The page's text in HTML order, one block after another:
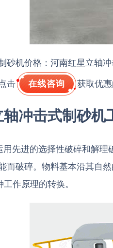
砂机价格：河南红星立轴
击 在线咨询 获取优
轴冲击式制砂机
用先进的选择性破碎和解
而破碎。物料基本沿其自
工作原理的转换。